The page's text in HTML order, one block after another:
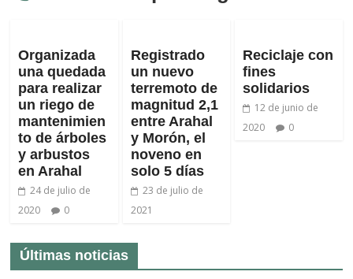
Organizada
una quedada
para realizar
un riego de
mantenimien
to de árboles
y arbustos
en Arahal
24 de julio de
2020
0
Registrado
un nuevo
terremoto de
magnitud 2,1
entre Arahal
y Morón, el
noveno en
solo 5 días
23 de julio de
2021
Reciclaje con
fines
solidarios
12 de junio de
2020
0
Últimas noticias